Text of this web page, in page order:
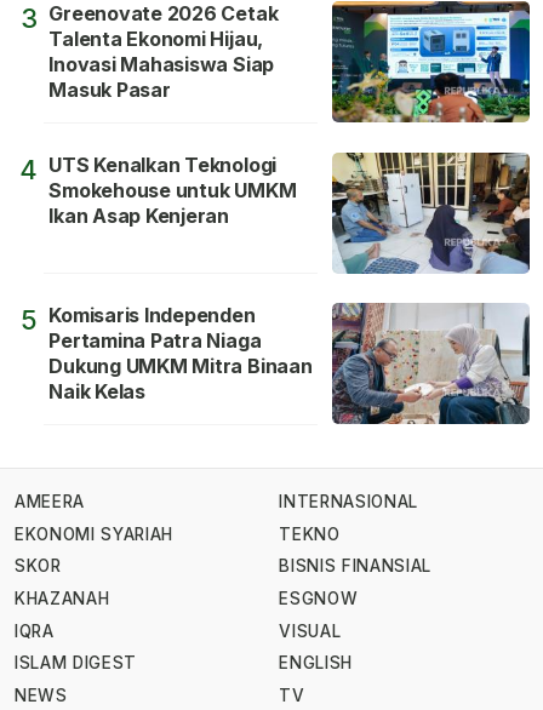
3 Greenovate 2026 Cetak
Talenta Ekonomi Hijau,
Inovasi Mahasiswa Siap
Masuk Pasar
4 UTS Kenalkan Teknologi
Smokehouse untuk UMKM
Ikan Asap Kenjeran
5 Komisaris Independen
Pertamina Patra Niaga
Dukung UMKM Mitra Binaan
Naik Kelas
AMEERA
EKONOMI SYARIAH
SKOR
KHAZANAH
IQRA
ISLAM DIGEST
NEWS
INTERNASIONAL
TEKNO
BISNIS FINANSIAL
ESGNOW
VISUAL
ENGLISH
TV